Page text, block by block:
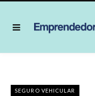
SEGURO VEHICULAR